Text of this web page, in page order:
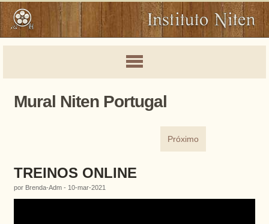
Mural Niten Portugal
Próximo
TREINOS ONLINE
por Brenda-Adm - 10-mar-2021